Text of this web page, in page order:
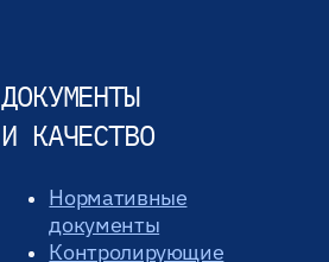
ДОКУМЕНТЫ
И КАЧЕСТВО
Нормативные
документы
Контролирующие